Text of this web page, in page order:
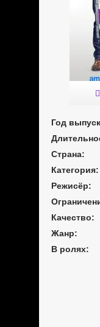
Год
Страна:
Категория:
Режисёр:
Качество:
Жанр:
В ролях: